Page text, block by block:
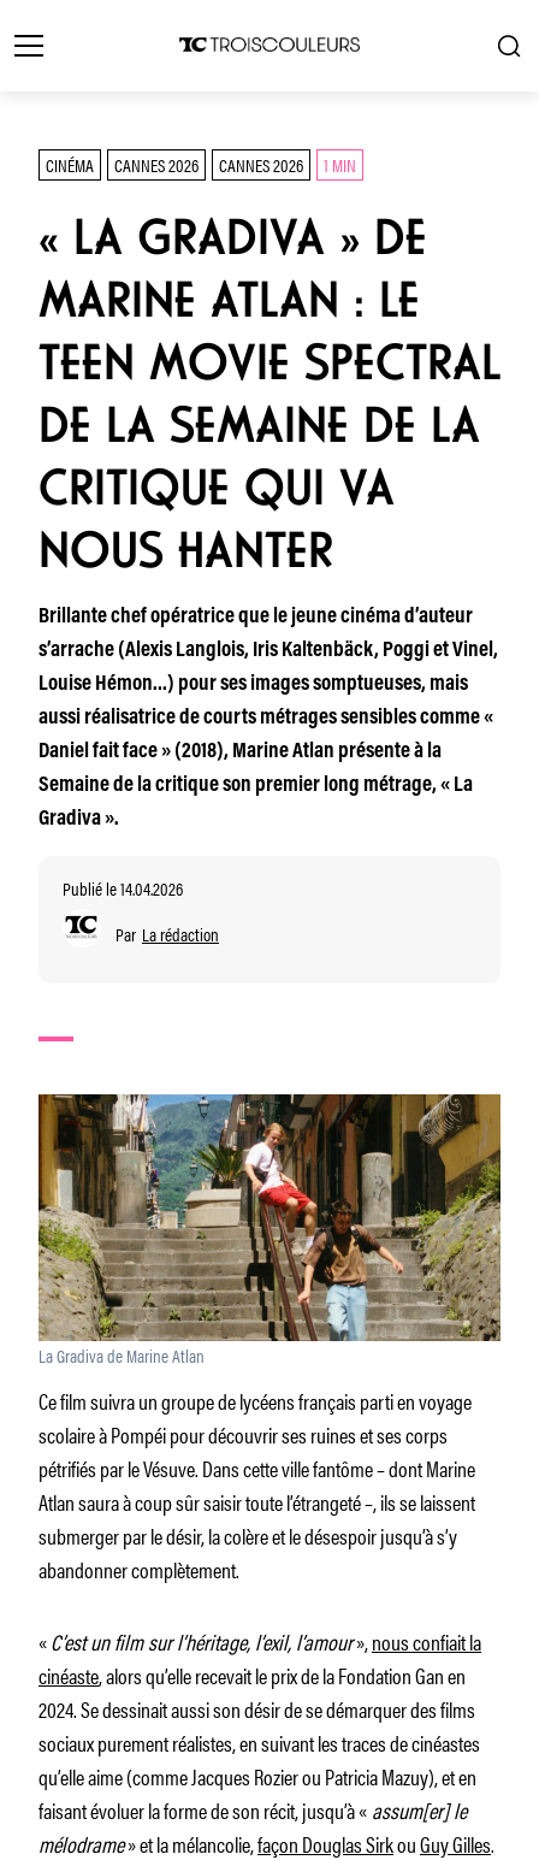
CINÉMA CANNES 2026 CANNES 2026 1 MIN
« LA GRADIVA » DE
MARINE ATLAN : LE
TEEN MOVIE SPECTRAL
DE LA SEMAINE DE LA
CRITIQUE QUI VA
NOUS HANTER
Brillante chef opératrice que le jeune cinéma d’auteur
s’arrache (Alexis Langlois, Iris Kaltenbäck, Poggi et Vinel,
Louise Hémon…) pour ses images somptueuses, mais
aussi réalisatrice de courts métrages sensibles comme «
Daniel fait face » (2018), Marine Atlan présente à la
Semaine de la critique son premier long métrage, « La
Gradiva ».
Publié le 14.04.2026
Par La rédaction
La Gradiva de Marine Atlan
Ce film suivra un groupe de lycéens français parti en voyage
scolaire à Pompéi pour découvrir ses ruines et ses corps
pétrifiés par le Vésuve. Dans cette ville fantôme – dont Marine
Atlan saura à coup sûr saisir toute l’étrangeté –, ils se laissent
submerger par le désir, la colère et le désespoir jusqu’à s’y
abandonner complètement.
«C’est un film sur l’héritage, l’exil, l’amour»,nous confiait la
cinéaste, alors qu’elle recevait le prix de la Fondation Gan en
2024. Se dessinait aussi son désir de se démarquer des films
sociaux purement réalistes, en suivant les traces de cinéastes
qu’elle aime (comme Jacques Rozier ou Patricia Mazuy), et en
faisant évoluer la forme de son récit, jusqu’à «assum[er] le
mélodrame» et la mélancolie,façon Douglas SirkouGuy Gilles.